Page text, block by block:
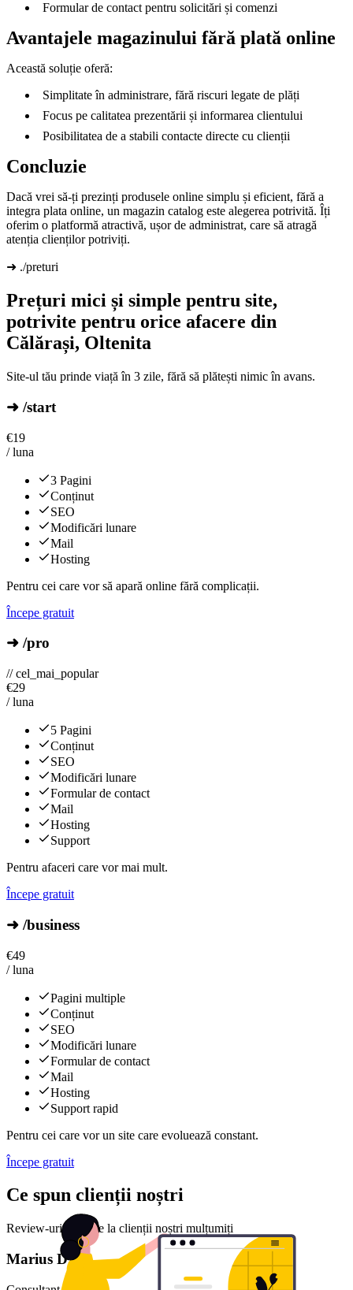
Formular de contact pentru solicitări și comenzi
Avantajele magazinului fără plată online
Această soluție oferă:
Simplitate în administrare, fără riscuri legate de plăți
Focus pe calitatea prezentării și informarea clientului
Posibilitatea de a stabili contacte directe cu clienții
Concluzie
Dacă vrei să-ți prezinți produsele online simplu și eficient, fără a
integra plata online, un magazin catalog este alegerea potrivită. Îți
oferim o platformă atractivă, ușor de administrat, care să atragă
atenția clienților potriviți.
➜ ./preturi
Prețuri mici și simple pentru site,
potrivite pentru orice afacere din
Călărași, Oltenita
Site-ul tău prinde viață în 3 zile, fără să plătești nimic în avans.
➜ /start
€19
/ luna
3 Pagini
Conținut
SEO
Modificări lunare
Mail
Hosting
Pentru cei care vor să apară online fără complicații.
Începe gratuit
➜ /pro
// cel_mai_popular
€29
/ luna
5 Pagini
Conținut
SEO
Modificări lunare
Formular de contact
Mail
Hosting
Support
Pentru afaceri care vor mai mult.
Începe gratuit
➜ /business
€49
/ luna
Pagini multiple
Conținut
SEO
Modificări lunare
Formular de contact
Mail
Hosting
Support rapid
Pentru cei care vor un site care evoluează constant.
Începe gratuit
Ce spun clienții noștri
Review-uri reale de la clienții noștri mulțumiți
Marius D.